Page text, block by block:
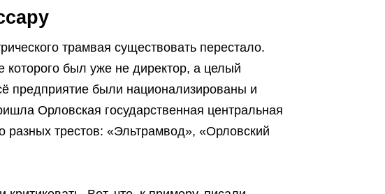
трамвая существовать перестало.
которого был уже не директор, а целый
предприятие были национализированы и
Орловская государственная центральная
разных трестов: «Эльтрамвод», «Орловский